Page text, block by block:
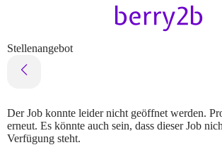
Stellenangebot
Der Job konnte leider nicht geöffnet werden.
erneut. Es könnte auch sein, dass dieser Job
Verfügung steht.